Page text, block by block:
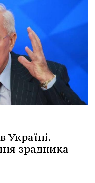
Україні.
зрадника